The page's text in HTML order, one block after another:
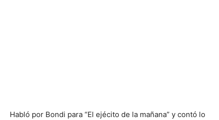
Habló por Bondi para “El ejécito de la mañana” y contó lo